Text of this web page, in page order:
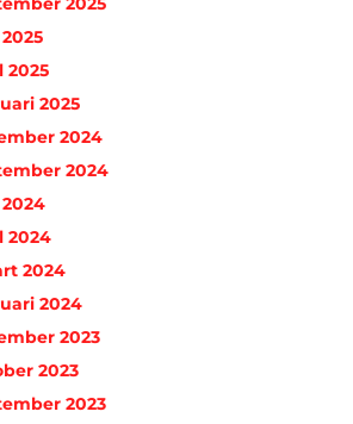
2025
2025
2024
2024
2024
2024
2024
2023
2023
2023